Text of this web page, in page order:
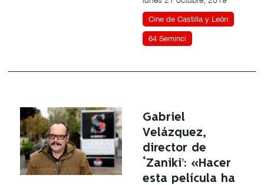
Cine de Castilla y León
64 Seminci
Gabriel
Velázquez,
director de
‘Zaniki’: «Hacer
esta película ha